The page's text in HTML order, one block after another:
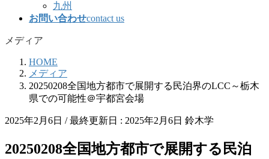
九州
お問い合わせcontact us
メディア
HOME
メディア
20250208全国地方都市で展開する民泊界のLCC～栃木
県での可能性＠宇都宮会場
2025年2月6日 / 最終更新日 : 2025年2月6日 鈴木学
20250208全国地方都市で展開する民泊